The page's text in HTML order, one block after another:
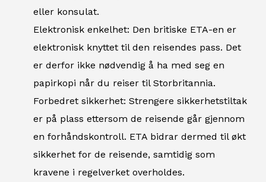
eller konsulat.
Elektronisk enkelhet: Den britiske ETA-en er
elektronisk knyttet til den reisendes pass. Det
er derfor ikke nødvendig å ha med seg en
papirkopi når du reiser til Storbritannia.
Forbedret sikkerhet: Strengere sikkerhetstiltak
er på plass ettersom de reisende går gjennom
en forhåndskontroll. ETA bidrar dermed til økt
sikkerhet for de reisende, samtidig som
kravene i regelverket overholdes.